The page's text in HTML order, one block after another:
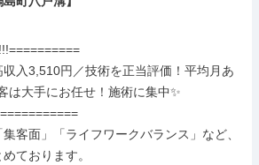
入3,510円／技術を正当評価！平均月あ
は大手にお任せ！施術に集中✨
客面」「ライフワークバランス」など、
ております。